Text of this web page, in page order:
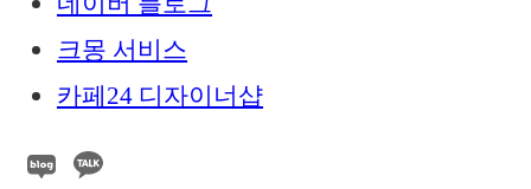
크몽 서비스
카페24 디자이너샵